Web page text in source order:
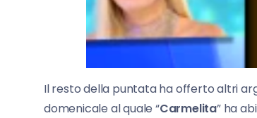
Il resto della puntata ha offerto altri
domenicale al quale “Carmelita” ha